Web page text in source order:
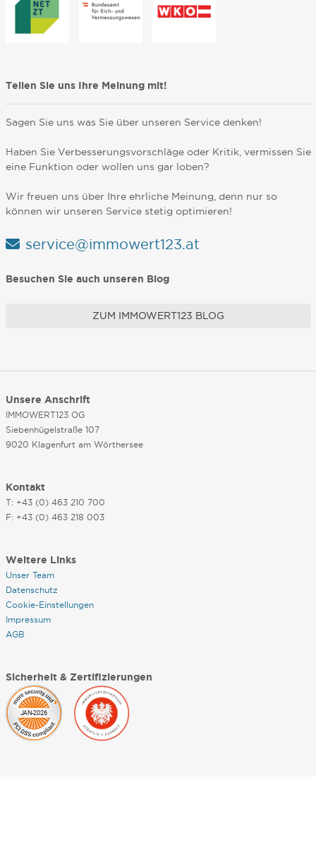
Teilen Sie uns Ihre Meinung mit!
Sagen Sie uns was Sie über unseren Service denken!
Haben Sie Verbesserungsvorschläge oder Kritik, vermissen Sie
eine Funktion oder wollen uns gar loben?
Wir freuen uns über Ihre ehrliche Meinung, denn nur so
können wir unseren Service stetig optimieren!
service@immowert123.at
Besuchen Sie auch unseren Blog
ZUM IMMOWERT123 BLOG
Unsere Anschrift
IMMOWERT123 OG
Siebenhügelstraße 107
9020 Klagenfurt am Wörthersee
Kontakt
T: +43 (0) 463 210 700
F: +43 (0) 463 218 003
Weitere Links
Unser Team
Datenschutz
Cookie-Einstellungen
Impressum
AGB
Sicherheit & Zertifizierungen